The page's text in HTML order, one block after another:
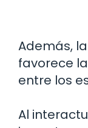
Además,
favorece
entre los
Al